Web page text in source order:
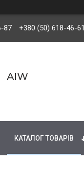
87 +380 (50) 618-46-61
AIW
КАТАЛОГ ТОВАРІВ